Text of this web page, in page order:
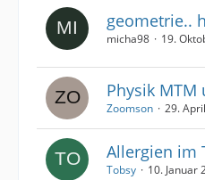
geometrie..
micha98 19.
Physik
Zoomson 29.
Allergien im
Tobsy 10. Januar